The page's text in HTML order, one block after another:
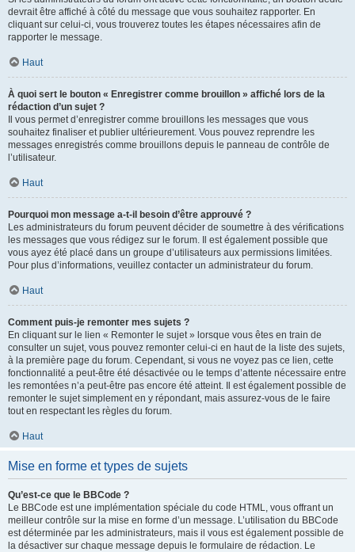
devrait être affiché à côté du message que vous souhaitez rapporter. En
cliquant sur celui-ci, vous trouverez toutes les étapes nécessaires afin de
rapporter le message.
Haut
À quoi sert le bouton « Enregistrer comme brouillon » affiché lors de la
rédaction d’un sujet ?
Il vous permet d’enregistrer comme brouillons les messages que vous
souhaitez finaliser et publier ultérieurement. Vous pouvez reprendre les
messages enregistrés comme brouillons depuis le panneau de contrôle de
l’utilisateur.
Haut
Pourquoi mon message a-t-il besoin d’être approuvé ?
Les administrateurs du forum peuvent décider de soumettre à des vérifications
les messages que vous rédigez sur le forum. Il est également possible que
vous ayez été placé dans un groupe d’utilisateurs aux permissions limitées.
Pour plus d’informations, veuillez contacter un administrateur du forum.
Haut
Comment puis-je remonter mes sujets ?
En cliquant sur le lien « Remonter le sujet » lorsque vous êtes en train de
consulter un sujet, vous pouvez remonter celui-ci en haut de la liste des sujets,
à la première page du forum. Cependant, si vous ne voyez pas ce lien, cette
fonctionnalité a peut-être été désactivée ou le temps d’attente nécessaire entre
les remontées n’a peut-être pas encore été atteint. Il est également possible de
remonter le sujet simplement en y répondant, mais assurez-vous de le faire
tout en respectant les règles du forum.
Haut
Mise en forme et types de sujets
Qu’est-ce que le BBCode ?
Le BBCode est une implémentation spéciale du code HTML, vous offrant un
meilleur contrôle sur la mise en forme d’un message. L’utilisation du BBCode
est déterminée par les administrateurs, mais il vous est également possible de
la désactiver sur chaque message depuis le formulaire de rédaction. Le